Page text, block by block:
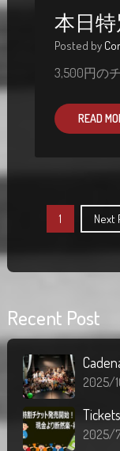
本日特
Posted by
3,500円の
READ
1 Next
Recent Post
2025/
2025/